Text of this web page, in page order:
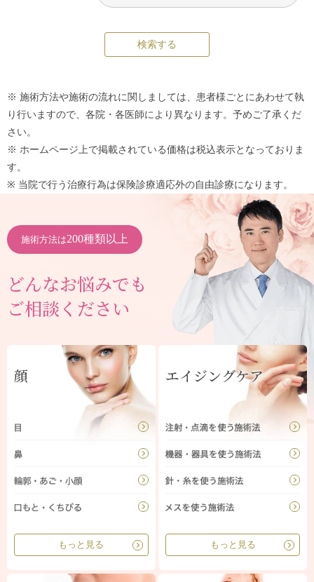
※ 施術方法や施術の流れに関しましては、患者様ごとにあわせて執
り行いますので、各院・各医師により異なります。予めご了承くだ
さい。
※ ホームページ上で掲載されている価格は税込表示となっておりま
す。
※ 当院で行う治療行為は保険診療適応外の自由診療になります。
施術方法は200種類以上
どんなお悩みでも
ご相談ください
顔
もっと見る
エイジングケア
もっと見る